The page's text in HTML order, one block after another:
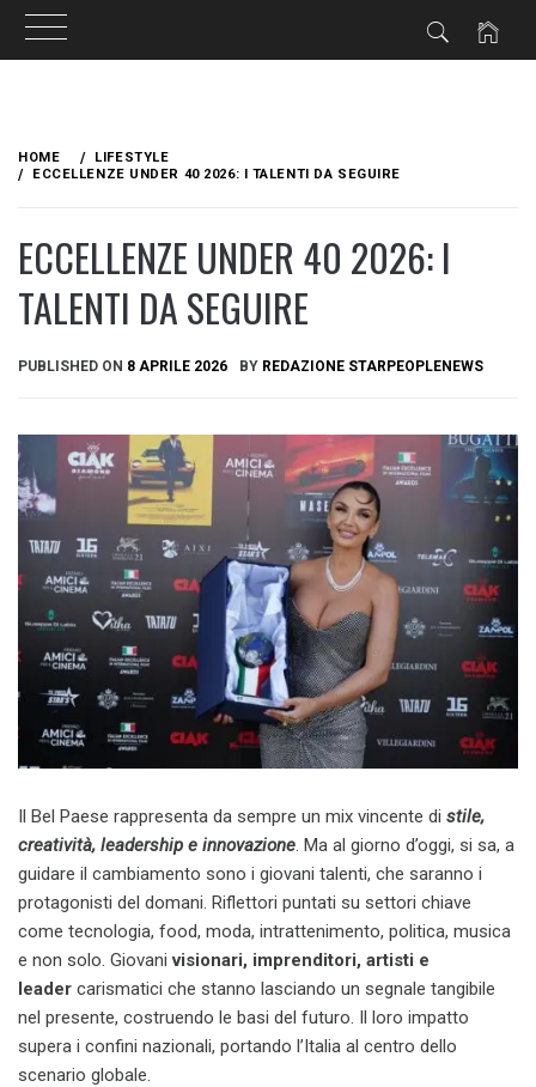
content
HOME
LIFESTYLE
ECCELLENZE UNDER 40 2026: I TALENTI DA SEGUIRE
ECCELLENZE UNDER 40 2026: I
TALENTI DA SEGUIRE
PUBLISHED ON 8 APRILE 2026 BY REDAZIONE STARPEOPLENEWS
Il Bel Paese rappresenta da sempre un mix vincente di stile,
creatività, leadership e innovazione. Ma al giorno d’oggi, si sa, a
guidare il cambiamento sono i giovani talenti, che saranno i
protagonisti del domani. Riflettori puntati su settori chiave
come tecnologia, food, moda, intrattenimento, politica, musica
e non solo. Giovanivisionari, imprenditori, artisti e
leader carismatici che stanno lasciando un segnale tangibile
nel presente, costruendo le basi del futuro. Il loro impatto
supera i confini nazionali, portando l’Italia al centro dello
scenario globale.